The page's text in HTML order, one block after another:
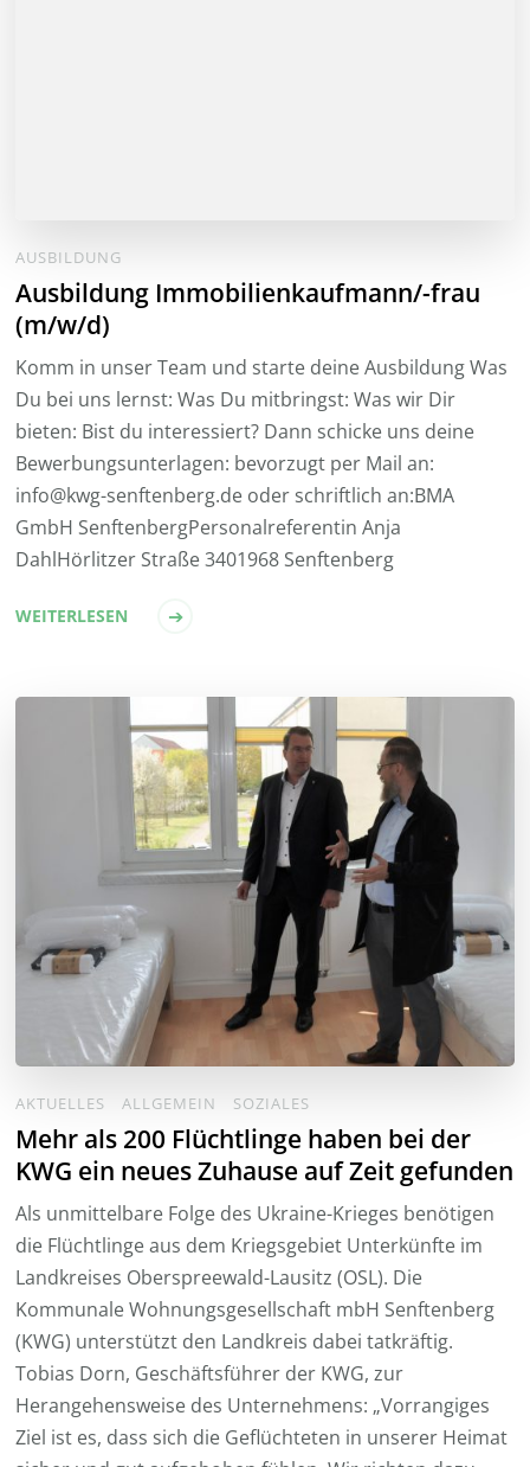
AUSBILDUNG
Ausbildung Immobilienkaufmann/-frau
(m/w/d)
Komm in unser Team und starte deine Ausbildung Was
Du bei uns lernst: Was Du mitbringst: Was wir Dir
bieten: Bist du interessiert? Dann schicke uns deine
Bewerbungsunterlagen: bevorzugt per Mail an:
info@kwg-senftenberg.de oder schriftlich an:BMA
GmbH SenftenbergPersonalreferentin Anja
DahlHörlitzer Straße 3401968 Senftenberg
WEITERLESEN
AKTUELLES ALLGEMEIN SOZIALES
Mehr als 200 Flüchtlinge haben bei der
KWG ein neues Zuhause auf Zeit gefunden
Als unmittelbare Folge des Ukraine-Krieges benötigen
die Flüchtlinge aus dem Kriegsgebiet Unterkünfte im
Landkreises Oberspreewald-Lausitz (OSL). Die
Kommunale Wohnungsgesellschaft mbH Senftenberg
(KWG) unterstützt den Landkreis dabei tatkräftig.
Tobias Dorn, Geschäftsführer der KWG, zur
Herangehensweise des Unternehmens: „Vorrangiges
Ziel ist es, dass sich die Geflüchteten in unserer Heimat